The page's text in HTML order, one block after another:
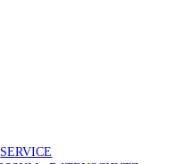
SERVICE